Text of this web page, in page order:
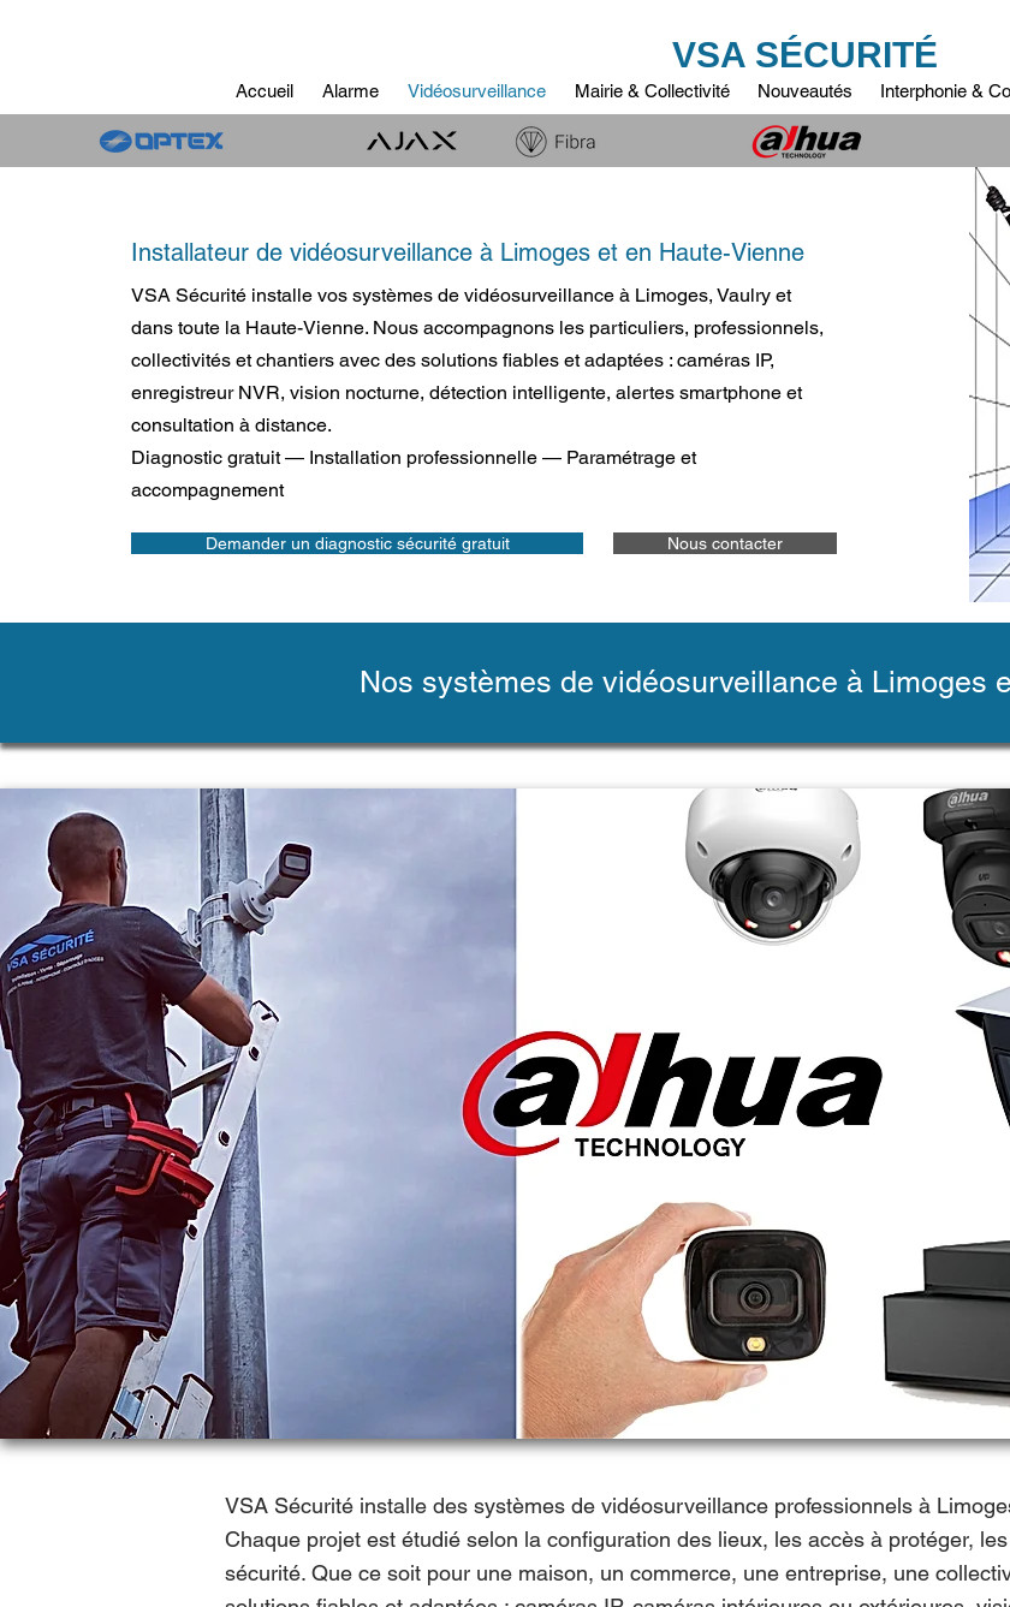
Accueil Alarme Vidéosurveillance Mairie & Collectivité Nouveautés Interphonie &
VSA SÉCURITÉ
Installateur de vidéosurveillance à Limoges et en Haute-Vienne
VSA Sécurité installe vos systèmes de vidéosurveillance à Limoges, Vaulry et
dans toute la Haute-Vienne. Nous accompagnons les particuliers, professionnels,
collectivités et chantiers avec des solutions fiables et adaptées : caméras IP,
enregistreur NVR, vision nocturne, détection intelligente, alertes smartphone et
consultation à distance.
Diagnostic gratuit — Installation professionnelle — Paramétrage et
accompagnement
Demander un diagnostic sécurité gratuit Nous contacter
Nos systèmes de vidéosurveillance à Limoges
VSA Sécurité installe des systèmes de vidéosurveillance professionnels à
Chaque projet est étudié selon la configuration des lieux, les accès à protéger,
sécurité. Que ce soit pour une maison, un commerce, une entreprise, une